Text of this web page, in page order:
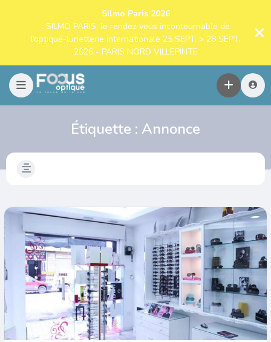
Silmo Paris 2026
: SILMO PARIS, le rendez-vous incontournable de
l’optique-lunetterie internationale 25 SEPT. > 28 SEPT.
2026 - PARIS NORD VILLEPINTE
Étiquette : Annonce